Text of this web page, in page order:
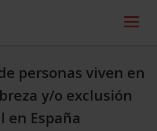
personas viven en
y/o exclusión
en España